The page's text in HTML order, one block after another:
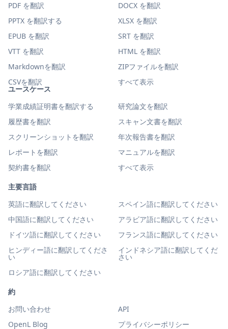
ユースケース
学業成績証明書を翻訳する
研究論文を翻訳
履歴書を翻訳
スキャン文書を翻訳
スクリーンショットを翻訳
年次報告書を翻訳
レポートを翻訳
マニュアルを翻訳
契約書を翻訳
すべて表示
主要言語
英語に翻訳してください
スペイン語に翻訳してください
中国語に翻訳してください
アラビア語に翻訳してください
ドイツ語に翻訳してください
フランス語に翻訳してください
ヒンディー語に翻訳してくださ
い
インドネシア語に翻訳してくだ
さい
ロシア語に翻訳してください
PDF を翻訳
DOCX を翻訳
PPTX を翻訳する
XLSX を翻訳
EPUB を翻訳
SRT を翻訳
VTT を翻訳
HTML を翻訳
Markdownを翻訳
ZIPファイルを翻訳
CSVを翻訳
すべて表示
約
お問い合わせ
API
OpenL Blog
プライバシーポリシー